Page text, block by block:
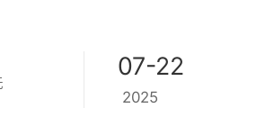
07-22
2025